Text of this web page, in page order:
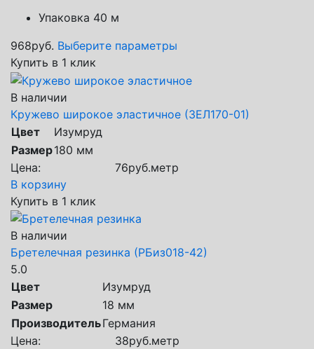
Упаковка 40 м
968руб. Выберите параметры
Купить в 1 клик
В наличии
Кружево широкое эластичное (ЗЕЛ170-01)
Цвет
Изумруд
Размер180 мм
Цена:
76руб.метр
В корзину
Купить в 1 клик
В наличии
Бретелечная резинка (РБиз018-42)
5.0
Цвет
Изумруд
Размер
18 мм
ПроизводительГермания
Цена:
38руб.метр